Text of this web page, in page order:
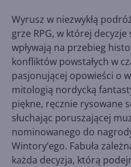
Wyrusz w niezwykłą
grze RPG, w której
wpływają na przebieg
konfliktów powstałych w
pasjonującej opowieści o
mitologią nordycką
piękne, ręcznie rysowane
słuchając poruszającej
nominowanego do
Wintory’ego. Fabuła
każda decyzja, którą